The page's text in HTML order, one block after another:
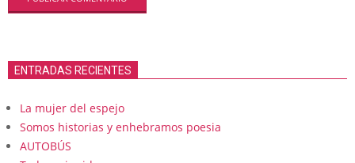
ENTRADAS RECIENTES
La mujer del espejo
Somos historias y enhebramos poesia
AUTOBÚS